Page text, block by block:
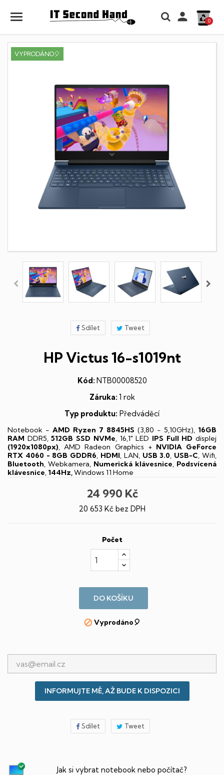
 0
VYPRODÁNO🎈
Sdílet Tweet
HP Victus 16-s1019nt
Kód: NTB00008520
Záruka: 1 rok
Typ produktu: Předváděcí
Notebook - AMD Ryzen 7 8845HS (3,80 - 5,10GHz), 16GB
RAM DDR5,512GB SSD NVMe, 16,1" LED IPS Full HD displej
(1920x1080px), AMD Radeon Graphics + NVIDIA GeForce
RTX 4060 - 8GB GDDR6, HDMI, LAN, USB 3.0, USB-C, Wifi,
Bluetooth, Webkamera, Numerická klávesnice, Podsvícená
klávesnice,144Hz,Windows 11 Home
24 990 Kč
20 653 Kč bez DPH
Počet
DO KOŠÍKU
Vyprodáno🎈
INFORMUJTE MĚ, AŽ BUDE K DISPOZICI
Sdílet Tweet
Jak si vybrat notebook nebo počítač?